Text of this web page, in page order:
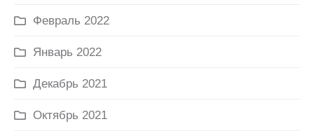
Февраль 2022
Январь 2022
Декабрь 2021
Октябрь 2021